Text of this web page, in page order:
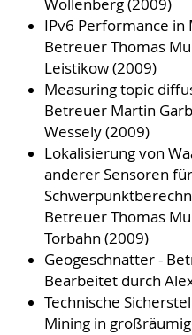
Wollenberg (2009)
IPv6 Performance in
Betreuer Thomas
Leistikow (2009)
Measuring topic
Betreuer Martin
Wessely (2009)
Lokalisierung von
anderer Sensoren
Betreuer Thomas
Torbahn (2009)
Geogeschnatter -
Bearbeitet durch
Technische
Mining in